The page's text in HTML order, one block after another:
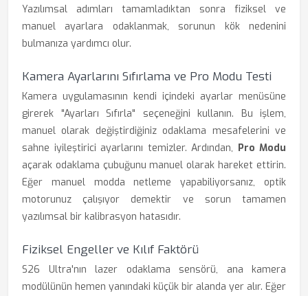
Yazılımsal adımları tamamladıktan sonra fiziksel ve
manuel ayarlara odaklanmak, sorunun kök nedenini
bulmanıza yardımcı olur.
Kamera Ayarlarını Sıfırlama ve Pro Modu Testi
Kamera uygulamasının kendi içindeki ayarlar menüsüne
girerek "Ayarları Sıfırla" seçeneğini kullanın. Bu işlem,
manuel olarak değiştirdiğiniz odaklama mesafelerini ve
sahne iyileştirici ayarlarını temizler. Ardından, Pro Modu
açarak odaklama çubuğunu manuel olarak hareket ettirin.
Eğer manuel modda netleme yapabiliyorsanız, optik
motorunuz çalışıyor demektir ve sorun tamamen
yazılımsal bir kalibrasyon hatasıdır.
Fiziksel Engeller ve Kılıf Faktörü
S26 Ultra'nın lazer odaklama sensörü, ana kamera
modülünün hemen yanındaki küçük bir alanda yer alır. Eğer